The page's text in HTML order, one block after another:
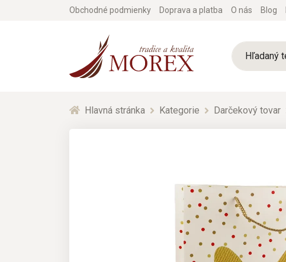
Obchodné podmienky Doprava a platba O nás Blog
Hlavná stránka Kategorie Darčekový tovar